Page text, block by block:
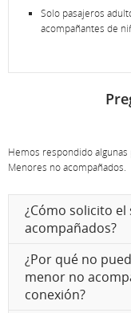
Solo pasajeros
acompañantes de
Hemos respondido
Menores no acompañados.
¿Cómo solicito
acompañados?
¿Por qué no
menor no
conexión?